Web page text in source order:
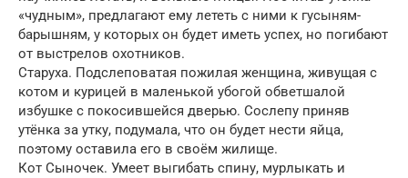
«чудным», предлагают ему лететь с ними к гусыням-
барышням, у которых он будет иметь успех, но погибают
от выстрелов охотников.
Старуха. Подслеповатая пожилая женщина, живущая с
котом и курицей в маленькой убогой обветшалой
избушке с покосившейся дверью. Сослепу приняв
утёнка за утку, подумала, что он будет нести яйца,
поэтому оставила его в своём жилище.
Кот Сыночек. Умеет выгибать спину, мурлыкать и